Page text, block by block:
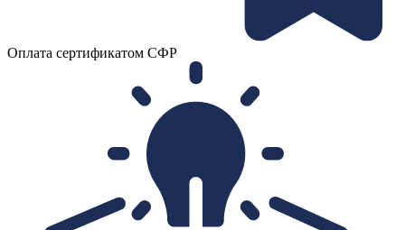
Оплата сертификатом СФР